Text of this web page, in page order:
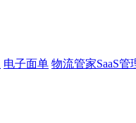
电子面单 物流管家SaaS管